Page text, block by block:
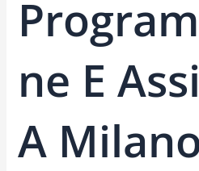
Ne E
A